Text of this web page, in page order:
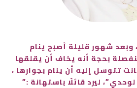
شهور قليلة أصبح ينام
بحجة أنه يخاف أن يقلقها
تتوسل إليه أن ينام بجوارها ،
ليرد قائلًا باستهانة :”